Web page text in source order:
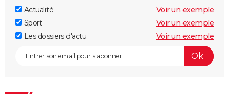
Actualité
Voir un exemple
Sport
Voir un exemple
Les dossiers d'actu
Voir un exemple